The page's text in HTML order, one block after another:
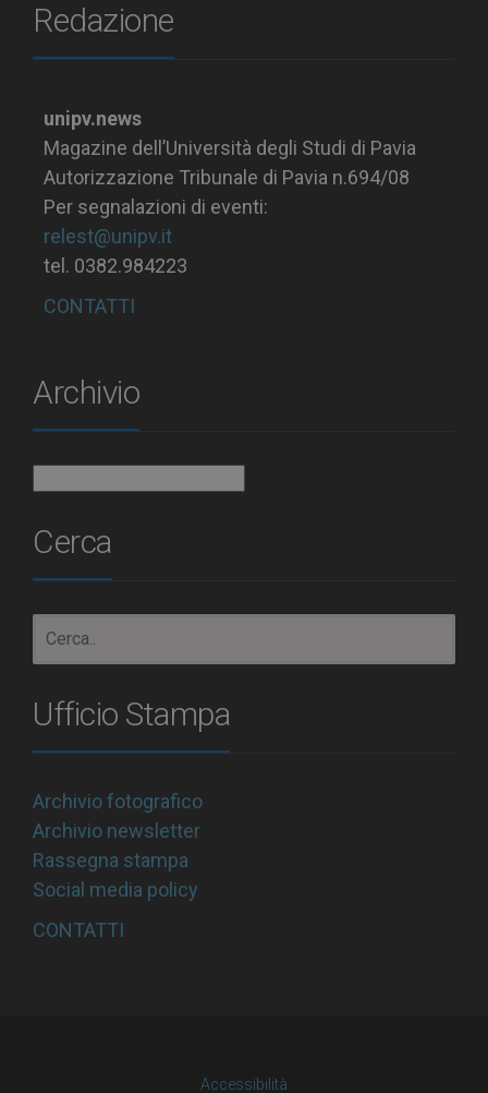
Redazione
unipv.news
Magazine dell’Università degli Studi di Pavia
Autorizzazione Tribunale di Pavia n.694/08
Per segnalazioni di eventi:
relest@unipv.it
tel. 0382.984223
CONTATTI
Archivio
Cerca
Ufficio Stampa
Archivio fotografico
Archivio newsletter
Rassegna stampa
Social media policy
CONTATTI
Accessibilità